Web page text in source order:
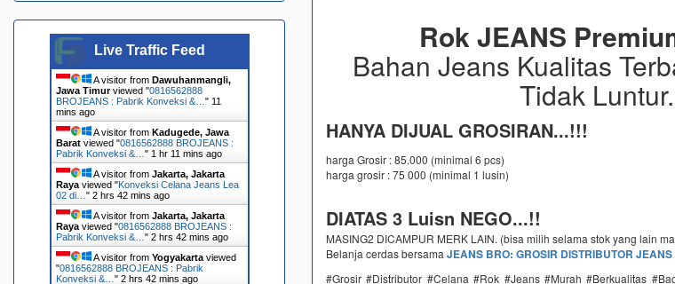
Rok JEANS
Bahan Jeans Kualitas
Tidak Luntur.
HANYA DIJUAL GROSIRAN...!!!
harga Grosir : 85.000 (minimal 6 pcs)
harga grosir : 75 000 (minimal 1 lusin)
DIATAS 3 Luisn NEGO...!!
MASING2 DICAMPUR MERK LAIN. (bisa milih selama stok yang lain
Belanja cerdas bersama JEANS BRO: GROSIR DISTRIBUTOR
#Grosir #Distributor #Celana #Rok #Jeans #Murah #Berkualitas
Live Traffic Feed
A visitor from Dawuhanmangli,
Jawa Timurviewed "0816562888
BROJEANS : Pabrik Konveksi &… " 11
mins ago
A visitor from Kadugede, Jawa
Baratviewed "0816562888 BROJEANS :
Pabrik Konveksi &… " 1 hr 11 mins ago
A visitor from Jakarta, Jakarta
Rayaviewed "Konveksi Celana Jeans Lea
02 di… " 2 hrs 42 mins ago
A visitor from Jakarta, Jakarta
Rayaviewed "0816562888 BROJEANS :
Pabrik Konveksi &… " 2 hrs 42 mins ago
A visitor from Yogyakartaviewed
"0816562888 BROJEANS : Pabrik
Konveksi &… " 2 hrs 42 mins ago